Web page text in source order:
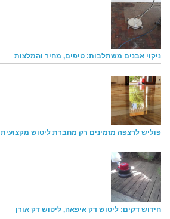
ניקוי אבנים משתלבות: טיפים, מחיר והמלצות
פוליש לרצפה מזמינים רק מחברת ליטוש מקצועית
חידוש דקים: ליטוש דק איפאה, ליטוש דק אורן